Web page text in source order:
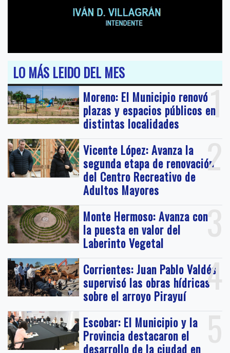
LO MÁS LEIDO DEL MES
1
Moreno: El Municipio renovó
plazas y espacios públicos en
distintas localidades
2
Vicente López: Avanza la
segunda etapa de renovación
del Centro Recreativo de
Adultos Mayores
3
Monte Hermoso: Avanza con
la puesta en valor del
Laberinto Vegetal
4
Corrientes: Juan Pablo Valdés
supervisó las obras hídricas
sobre el arroyo Pirayuí
5
Escobar: El Municipio y la
Provincia destacaron el
desarrollo de la ciudad en